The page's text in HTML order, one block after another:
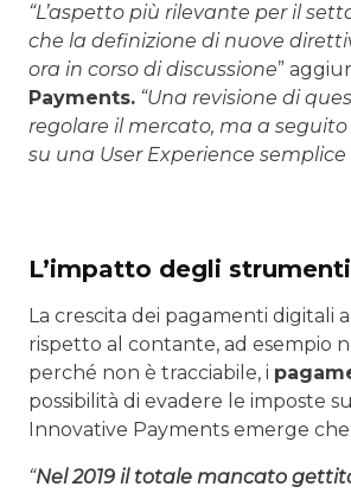
“L’aspetto più rilevante per il
che la definizione di nuove
ora in corso di discussione”
Payments. “Una revisione di
regolare il mercato, ma a
su una User Experience
L’impatto degli
La crescita dei pagamenti digitali
rispetto al contante, ad esempio
perché non è tracciabile, i
possibilità di evadere le imposte
Innovative Payments emerge che
“Nel 2019 il totale mancato